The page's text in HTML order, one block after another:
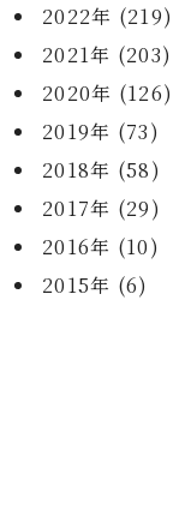
2022年 (219)
2021年 (203)
2020年 (126)
2019年 (73)
2018年 (58)
2017年 (29)
2016年 (10)
2015年 (6)